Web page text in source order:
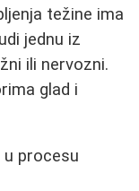
težine ima
jednu iz
ili nervozni.
glad i
procesu